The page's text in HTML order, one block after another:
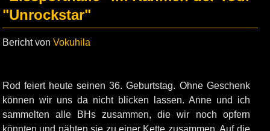
"Unrockstar"
Bericht von Vokuhila
Rod feiert heute seinen 36. Geburtstag. Ohne Geschenk
können wir uns da nicht blicken lassen. Anne und ich
sammelten alle BHs zusammen, die wir noch opfern
könnten und nähten sie zu einer Kette zusammen. Auf die